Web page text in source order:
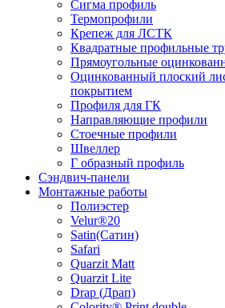
Сигма профиль
Термопрофили
Крепеж для ЛСТК
Квадратные профильные
Прямоугольные
Оцинкованный плоский
покрытием
Профиля для ГК
Направляющие профили
Стоечные профили
Швеллер
Г образный профиль
Сэндвич-панели
Монтажные работы
Полиэстер
Velur®20
Satin(Сатин)
Safari
Quarzit Matt
Quarzit Lite
Drap (Драп)